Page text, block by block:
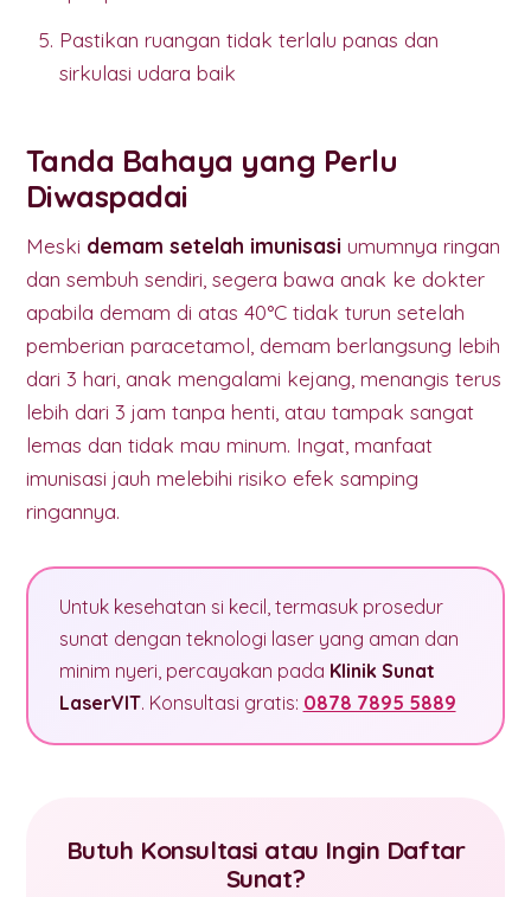
Pastikan ruangan tidak terlalu panas dan
sirkulasi udara baik
Tanda Bahaya yang Perlu
Diwaspadai
Meski demam setelah imunisasi umumnya ringan
dan sembuh sendiri, segera bawa anak ke dokter
apabila demam di atas 40°C tidak turun setelah
pemberian paracetamol, demam berlangsung lebih
dari 3 hari, anak mengalami kejang, menangis terus
lebih dari 3 jam tanpa henti, atau tampak sangat
lemas dan tidak mau minum. Ingat, manfaat
imunisasi jauh melebihi risiko efek samping
ringannya.
Untuk kesehatan si kecil, termasuk prosedur
sunat dengan teknologi laser yang aman dan
minim nyeri, percayakan pada Klinik Sunat
LaserVIT. Konsultasi gratis: 0878 7895 5889
Butuh Konsultasi atau Ingin Daftar
Sunat?